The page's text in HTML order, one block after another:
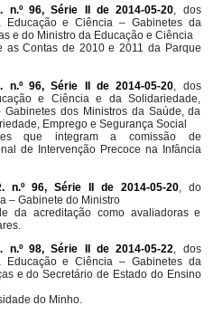
n.º 96, Série II de 2014-05-20 , dos
Educação e Ciência – Gabinetes da
e do Ministro da Educação e Ciência
as Contas de 2010 e 2011 da Parque
n.º 96, Série II de 2014-05-20 , dos
e Ciência e da Solidariedade,
dos Ministros da Saúde, da
Emprego e Segurança Social
que integram a comissão de
de Intervenção Precoce na Infância
n.º 96, Série II de 2014-05-20, do
– Gabinete do Ministro
da acreditação como avaliadoras e
n.º 98, Série II de 2014-05-22 , dos
Educação e Ciência – Gabinetes da
e do Secretário de Estado do Ensino
do Minho.